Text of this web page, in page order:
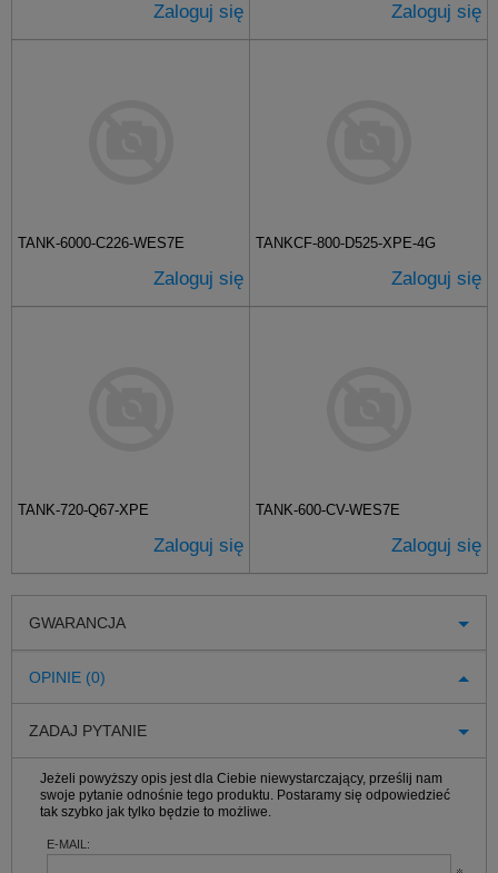
Zaloguj się Zaloguj się
TANK-6000-C226-WES7E
Zaloguj się
TANKCF-800-D525-XPE-4G
Zaloguj się
TANK-720-Q67-XPE
Zaloguj się
TANK-600-CV-WES7E
Zaloguj się
GWARANCJA
OPINIE (0)
ZADAJ PYTANIE
Jeżeli powyższy opis jest dla Ciebie niewystarczający, prześlij nam
swoje pytanie odnośnie tego produktu. Postaramy się odpowiedzieć
tak szybko jak tylko będzie to możliwe.
E-MAIL: